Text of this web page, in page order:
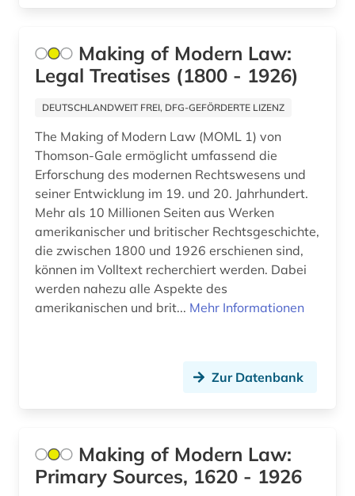
audiodatei (3)
aufgebot (1)
aufklärung (1)
aufsatz (1)
aufsatzsammlung (3)
augenzeuge (1)
augenzeugenbericht (1)
augsburg (1)
australien (5)
Israel (15)
Jugoslawien (3)
Kanada (10)
Kroatien (3)
Lettland (4)
Liechtenstein (4)
Mittelamerika (9)
Moldawien (2)
Making of Modern Law:
Legal Treatises (1800 - 1926)
DEUTSCHLANDWEIT FREI, DFG-GEFÖRDERTE LIZENZ
The Making of Modern Law (MOML 1) von
Thomson-Gale ermöglicht umfassend die
Erforschung des modernen Rechtswesens und
seiner Entwicklung im 19. und 20. Jahrhundert.
Mehr als 10 Millionen Seiten aus Werken
amerikanischer und britischer Rechtsgeschichte,
die zwischen 1800 und 1926 erschienen sind,
können im Volltext recherchiert werden. Dabei
werden nahezu alle Aspekte des
amerikanischen und brit... Mehr Informationen
Zur Datenbank
Making of Modern Law:
Primary Sources, 1620 - 1926